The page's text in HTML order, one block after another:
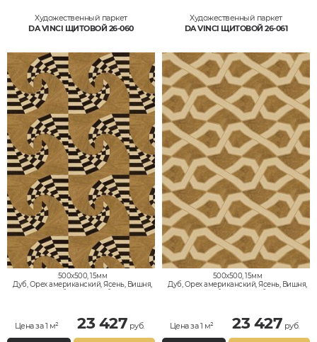
Художественный паркет
DA VINCI ЩИТОВОЙ 26-060
500x500, 15мм
Дуб, Орех американский, Ясень, Вишня,
Клён, Тик, Мербау, Термодуб, Палисандр,
Цена за 1 м² 23 427 руб.
Художественный паркет
DA VINCI ЩИТОВОЙ 26-061
500x500, 15мм
Дуб, Орех американский, Ясень, Вишня,
Клён, Тик, Мербау, Термодуб, Палисандр,
Цена за 1 м² 23 427 руб.